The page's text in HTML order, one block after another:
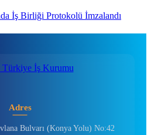
İş Birliği Protokolü İmzalandı
Adres
Bulvarı (Konya Yolu) No:42